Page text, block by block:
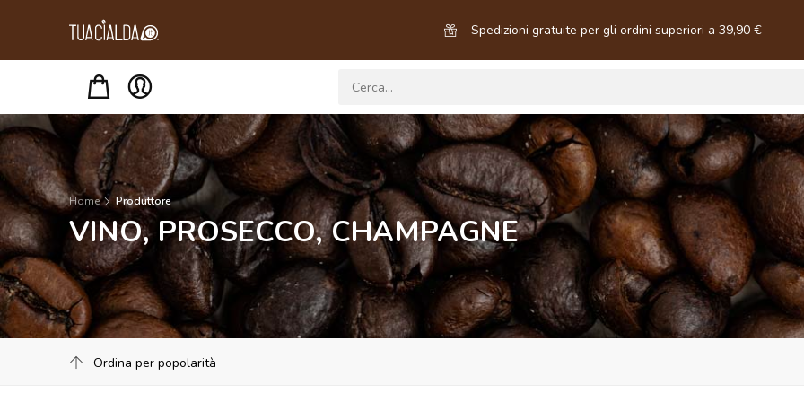
Spedizioni gratuite per gli ordini superiori a 39,90 €
Home Produttore
VINO, PROSECCO, CHAMPAGNE